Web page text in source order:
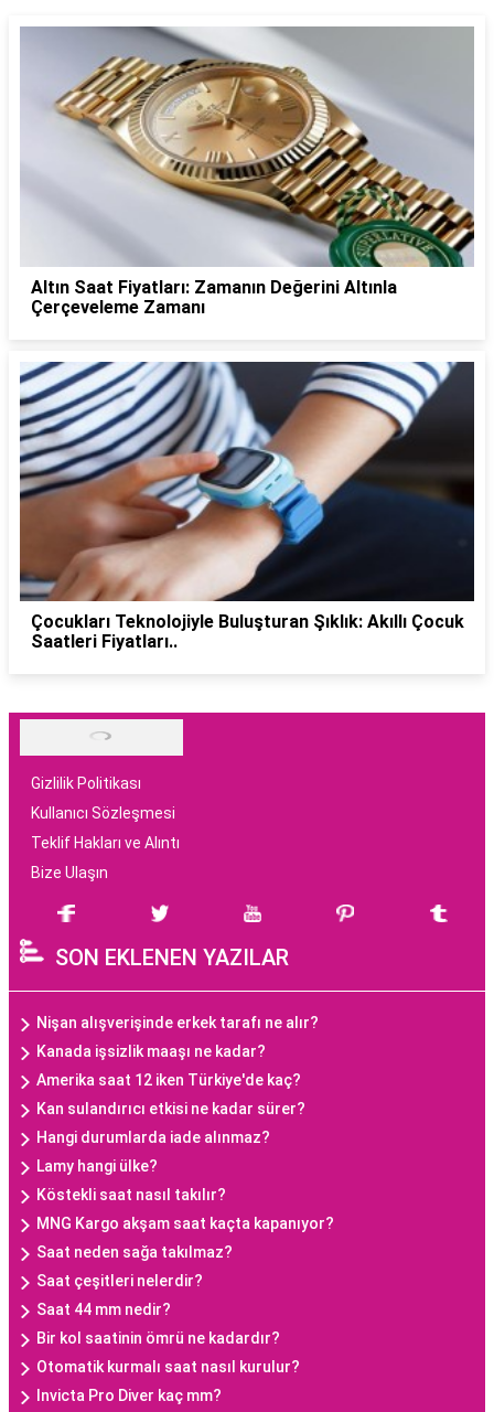
Altın Saat Fiyatları: Zamanın Değerini Altınla
Çerçeveleme Zamanı
Çocukları Teknolojiyle Buluşturan Şıklık: Akıllı Çocuk
Saatleri Fiyatları..
Gizlilik Politikası
Kullanıcı Sözleşmesi
Teklif Hakları ve Alıntı
Bize Ulaşın
SON EKLENEN YAZILAR
Nişan alışverişinde erkek tarafı ne alır?
Kanada işsizlik maaşı ne kadar?
Amerika saat 12 iken Türkiye'de kaç?
Kan sulandırıcı etkisi ne kadar sürer?
Hangi durumlarda iade alınmaz?
Lamy hangi ülke?
Köstekli saat nasıl takılır?
MNG Kargo akşam saat kaçta kapanıyor?
Saat neden sağa takılmaz?
Saat çeşitleri nelerdir?
Saat 44 mm nedir?
Bir kol saatinin ömrü ne kadardır?
Otomatik kurmalı saat nasıl kurulur?
Invicta Pro Diver kaç mm?